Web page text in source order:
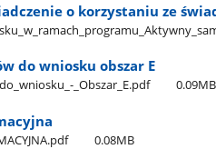
o korzystaniu ze
do wniosku obszar E
​_Obszar​_E.pdf 0.09MB
0.08MB